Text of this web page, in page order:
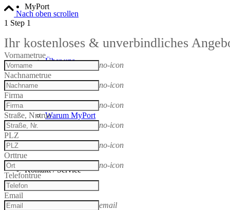
MyPort
Über uns
Warum MyPort
Kontakt / Service
Nach oben scrollen
1 Step 1
Ihr kostenloses & unverbindliches
Vornametrue
no-icon
Nachnametrue
no-icon
Firma
no-icon
Straße, Nr.true
no-icon
PLZ
no-icon
Orttrue
no-icon
Telefontrue
Email
email